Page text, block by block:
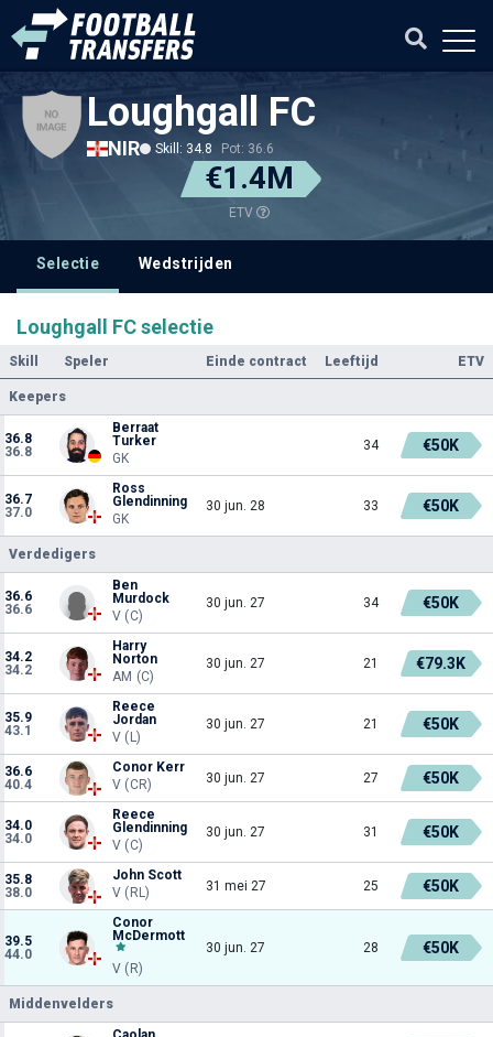
Loughgall FC
NIR Skill: 34.8 Pot: 36.6
€1.4M
ETV
Selectie Wedstrijden
Loughgall FC selectie
Skill Speler Einde contract Leeftijd ETV
Keepers
36.8
36.8
Berraat
Turker
GK
34 €50K
36.7
37.0
Ross
Glendinning
GK
30 jun. 28 33 €50K
Verdedigers
36.6
36.6
Ben
Murdock
V (C)
30 jun. 27 34 €50K
34.2
34.2
Harry
Norton
AM (C)
30 jun. 27 21 €79.3K
35.9
43.1
Reece
Jordan
V (L)
30 jun. 27 21 €50K
36.6
40.4
Conor Kerr
V (CR)
30 jun. 27 27 €50K
34.0
34.0
Reece
Glendinning
V (C)
30 jun. 27 31 €50K
35.8
38.0
John Scott
V (RL)
31 mei 27 25 €50K
39.5
44.0
Conor
McDermott
V (R)
30 jun. 27 28 €50K
Middenvelders